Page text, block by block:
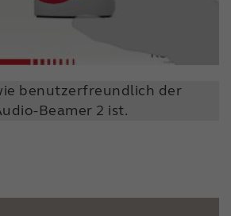
benutzerfreundlich der
Beamer 2 ist.